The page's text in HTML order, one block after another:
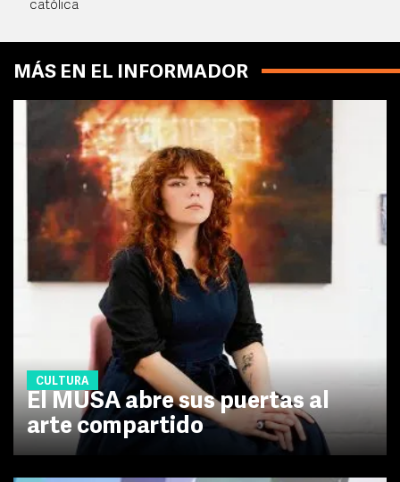
católica
MÁS EN EL INFORMADOR
CULTURA
El MUSA abre sus puertas al
arte compartido